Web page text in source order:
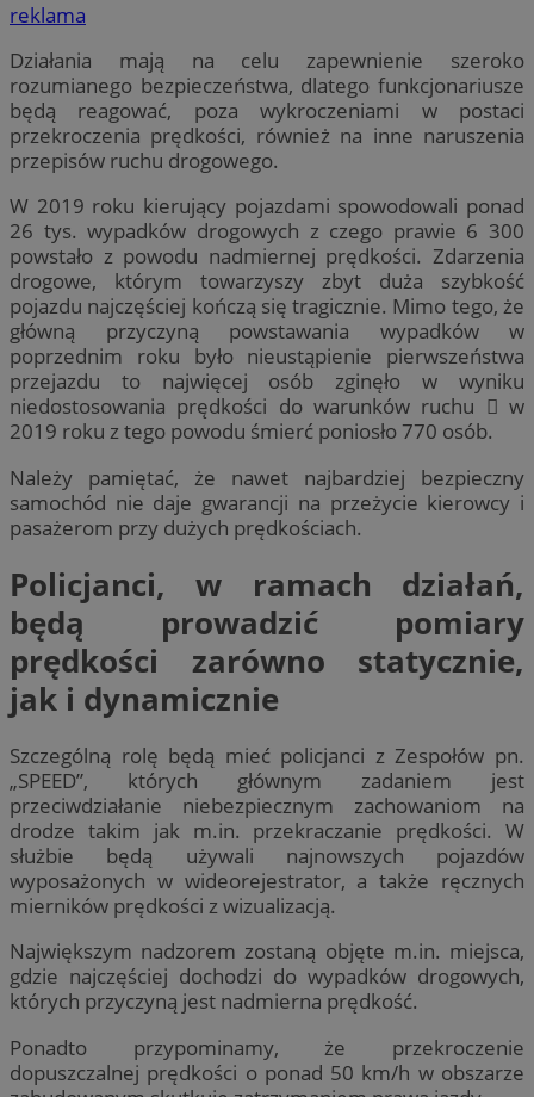
reklama
Działania mają na celu zapewnienie szeroko
rozumianego bezpieczeństwa, dlatego funkcjonariusze
będą reagować, poza wykroczeniami w postaci
przekroczenia prędkości, również na inne naruszenia
przepisów ruchu drogowego.
W 2019 roku kierujący pojazdami spowodowali ponad
26 tys. wypadków drogowych z czego prawie 6 300
powstało z powodu nadmiernej prędkości. Zdarzenia
drogowe, którym towarzyszy zbyt duża szybkość
pojazdu najczęściej kończą się tragicznie. Mimo tego, że
główną przyczyną powstawania wypadków w
poprzednim roku było nieustąpienie pierwszeństwa
przejazdu to najwięcej osób zginęło w wyniku
niedostosowania prędkości do warunków ruchu  w
2019 roku z tego powodu śmierć poniosło 770 osób.
Należy pamiętać, że nawet najbardziej bezpieczny
samochód nie daje gwarancji na przeżycie kierowcy i
pasażerom przy dużych prędkościach.
Policjanci, w ramach działań,
będą prowadzić pomiary
prędkości zarówno statycznie,
jak i dynamicznie
Szczególną rolę będą mieć policjanci z Zespołów pn.
„SPEED”, których głównym zadaniem jest
przeciwdziałanie niebezpiecznym zachowaniom na
drodze takim jak m.in. przekraczanie prędkości. W
służbie będą używali najnowszych pojazdów
wyposażonych w wideorejestrator, a także ręcznych
mierników prędkości z wizualizacją.
Największym nadzorem zostaną objęte m.in. miejsca,
gdzie najczęściej dochodzi do wypadków drogowych,
których przyczyną jest nadmierna prędkość.
Ponadto przypominamy, że przekroczenie
dopuszczalnej prędkości o ponad 50 km/h w obszarze